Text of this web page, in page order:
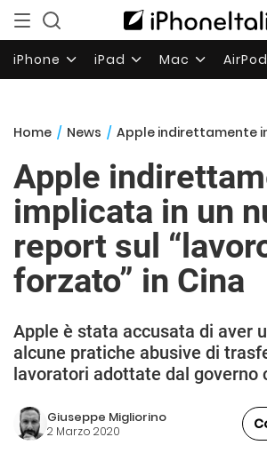
iPhone iPad Mac
Home / News / Apple indirettamente implicata in un nuovo
Apple
implicata in un
report sul
forzato” in Cina
Apple è stata accusata di aver
alcune pratiche abusive di
lavoratori adottate dal governo
Giuseppe Migliorino
2 Marzo 2020